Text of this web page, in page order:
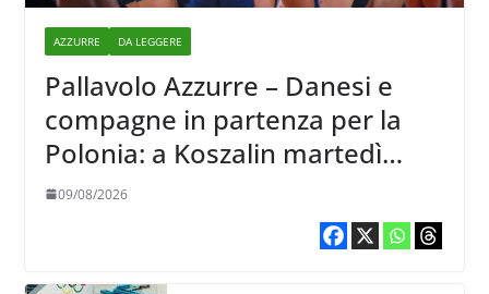
AZZURRE DA LEGGERE
Pallavolo Azzurre – Danesi e
compagne in partenza per la
Polonia: a Koszalin martedì
giocano contro la Francia
09/08/2026